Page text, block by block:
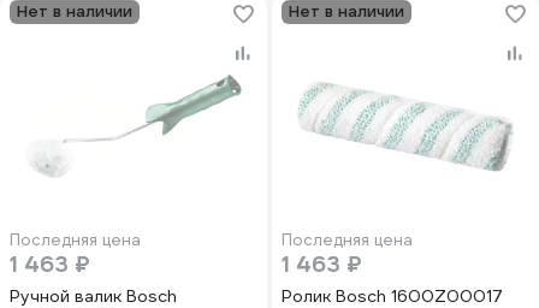
Нет в наличии
Последняя цена
1 463 ₽
Ручной валик Bosch
Нет в наличии
Последняя цена
1 463 ₽
Ролик Bosch 1600Z00017